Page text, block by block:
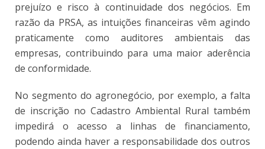
prejuízo e risco à continuidade dos negócios. Em
razão da PRSA, as intuições financeiras vêm agindo
praticamente como auditores ambientais das
empresas, contribuindo para uma maior aderência
de conformidade.
No segmento do agronegócio, por exemplo, a falta
de inscrição no Cadastro Ambiental Rural também
impedirá o acesso a linhas de financiamento,
podendo ainda haver a responsabilidade dos outros